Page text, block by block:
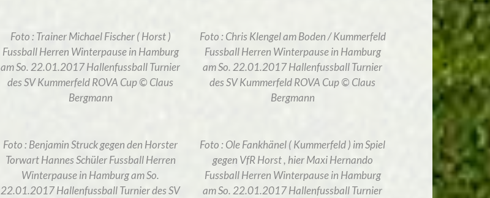
Foto : Trainer Michael Fischer ( Horst )
Fussball Herren Winterpause in Hamburg
am So. 22.01.2017 Hallenfussball Turnier
des SV Kummerfeld ROVA Cup © Claus
Bergmann
Foto : Chris Klengel am Boden / Kummerfeld
Fussball Herren Winterpause in Hamburg
am So. 22.01.2017 Hallenfussball Turnier
des SV Kummerfeld ROVA Cup © Claus
Bergmann
Foto : Benjamin Struck gegen den Horster
Torwart Hannes Schüler Fussball Herren
Winterpause in Hamburg am So.
22.01.2017 Hallenfussball Turnier des SV
Foto : Ole Fankhänel ( Kummerfeld ) im Spiel
gegen VfR Horst , hier Maxi Hernando
Fussball Herren Winterpause in Hamburg
am So. 22.01.2017 Hallenfussball Turnier